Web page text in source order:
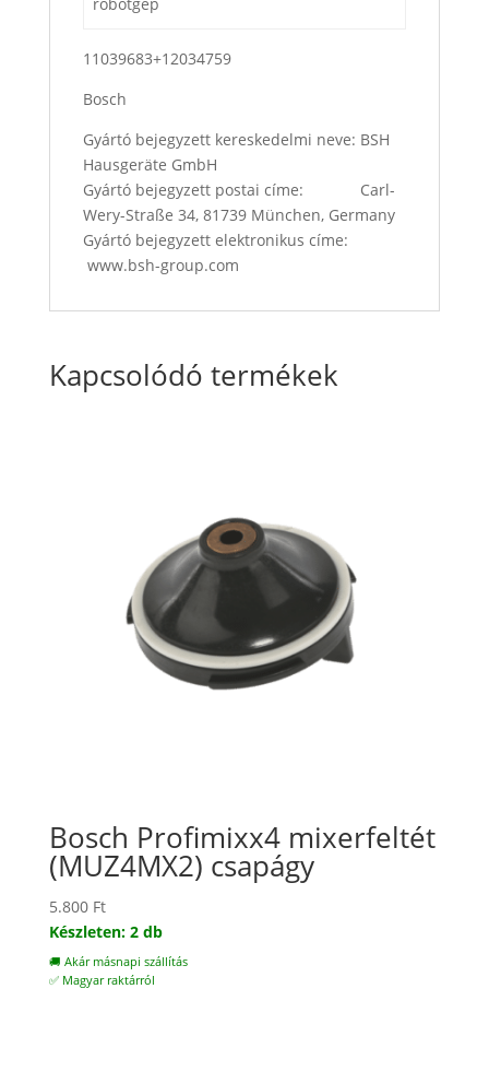
robotgép
11039683+12034759
Bosch
Gyártó bejegyzett kereskedelmi neve: BSH
Hausgeräte GmbH
Gyártó bejegyzett postai címe: Carl-
Wery-Straße 34, 81739 München, Germany
Gyártó bejegyzett elektronikus címe:
www.bsh-group.com
Kapcsolódó termékek
Bosch Profimixx4 mixerfeltét
(MUZ4MX2) csapágy
5.800 Ft
Készleten: 2 db
🚚 Akár másnapi szállítás
✅ Magyar raktárról